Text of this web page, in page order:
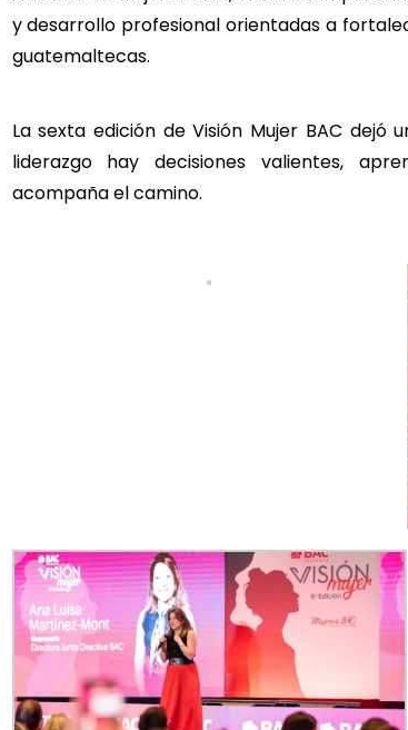
y desarrollo profesional orientadas a
guatemaltecas.
La sexta edición de Visión Mujer BAC
liderazgo hay decisiones valientes,
acompaña el camino.